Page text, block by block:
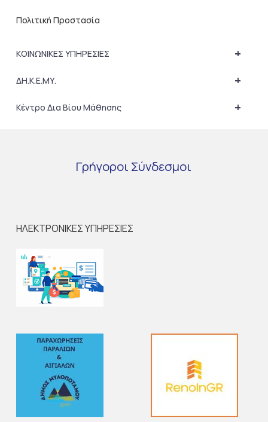
Πολιτική Προστασία
+
ΚΟΙΝΩΝΙΚΕΣ ΥΠΗΡΕΣΙΕΣ
+
ΔΗ.Κ.Ε.ΜΥ.
+
Κέντρο Δια Βίου Μάθησης
Γρήγοροι Σύνδεσμοι
ΗΛΕΚΤΡΟΝΙΚΕΣ ΥΠΗΡΕΣΙΕΣ